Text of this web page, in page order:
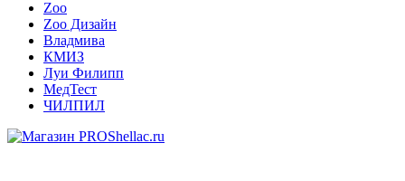
Zoo
Zoo Дизайн
Владмива
КМИЗ
Луи Филипп
МедТест
ЧИЛПИЛ